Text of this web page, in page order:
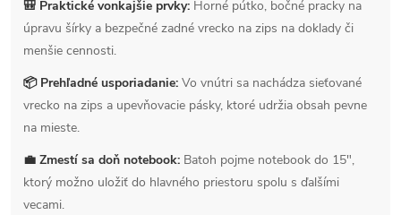
🎒 Praktické vonkajšie prvky: Horné pútko, bočné pracky na
úpravu šírky a bezpečné zadné vrecko na zips na doklady či
menšie cennosti.
📦 Prehľadné usporiadanie: Vo vnútri sa nachádza sieťované
vrecko na zips a upevňovacie pásky, ktoré udržia obsah pevne
na mieste.
💼 Zmestí sa doň notebook: Batoh pojme notebook do 15",
ktorý možno uložiť do hlavného priestoru spolu s ďalšími
vecami.